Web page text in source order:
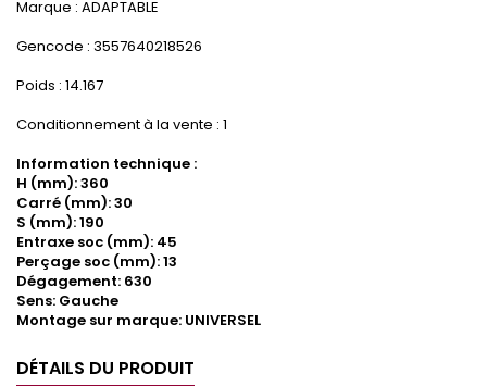
Marque : ADAPTABLE
Gencode : 3557640218526
Poids : 14.167
Conditionnement à la vente : 1
Information technique :
H (mm): 360
Carré (mm): 30
S (mm): 190
Entraxe soc (mm): 45
Perçage soc (mm): 13
Dégagement: 630
Sens: Gauche
Montage sur marque: UNIVERSEL
DÉTAILS DU PRODUIT